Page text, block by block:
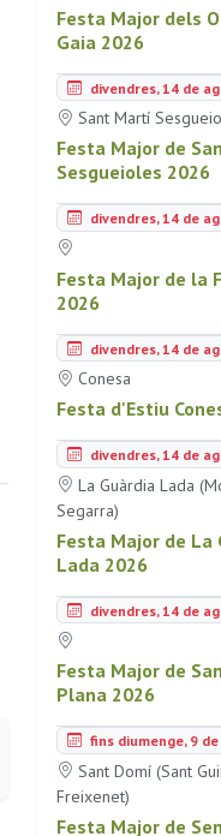
Festa Major dels
Gaia 2026
divendres, 14 de
Sant Martí
Festa Major de
Sesgueioles 2026
divendres, 14 de
Festa Major de la
2026
divendres, 14 de
Conesa
Festa d'Estiu
divendres, 14 de
La Guàrdia Lada
Segarra)
Festa Major de La
Lada 2026
divendres, 14 de
Festa Major de
Plana 2026
fins diumenge, 9
Sant Domí (Sant
Freixenet)
Festa Major de